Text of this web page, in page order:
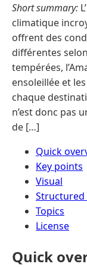
Short summary:
climatique
offrent des
différentes
tempérées,
ensoleillée et
chaque
n’est donc pas
de […]
Quick
Key points
Visual
Topics
License
Quick